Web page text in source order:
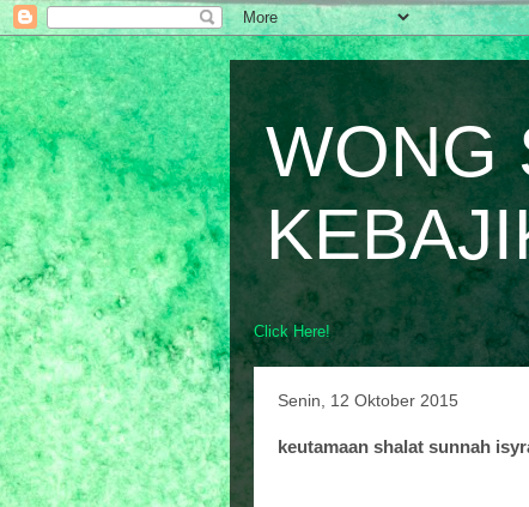
WONG
Click Here!
Senin, 12 Oktober 2015
keutamaan shalat sunnah